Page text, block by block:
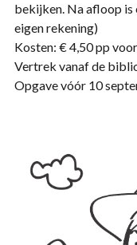
bekijken. Na afloop
eigen rekening)
Kosten: € 4,50 pp
Vertrek vanaf de
Opgave vóór 10